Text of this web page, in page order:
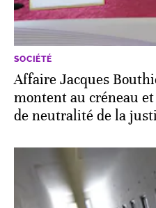
SOCIÉTÉ
Affaire Jacques
montent au créneau
de neutralité de la